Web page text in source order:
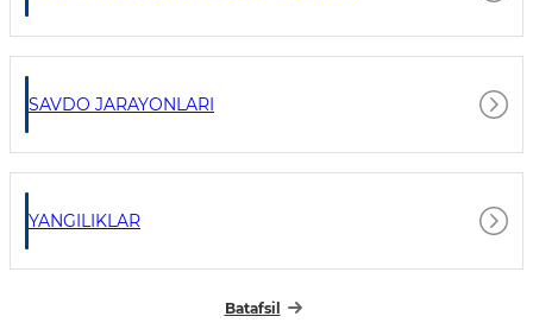
SAVDO JARAYONLARI
YANGILIKLAR
Batafsil